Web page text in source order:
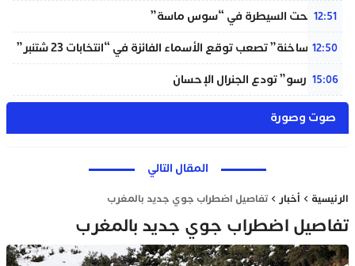
12:51
حريق تحت السيطرة في “سوس ماسة”
12:50
“دوائر ساخنة” تصعب توقع الأسماء الفائزة في “انتخابات 23 شتنبر”
15:06
“المينورسو” تودع الجنرال الإحسان
صوت وصورة
المقال التالي
الرئيسية أخبار تفاصيل اضطراب جوي جديد بالمغرب
تفاصيل اضطراب جوي جديد بالمغرب